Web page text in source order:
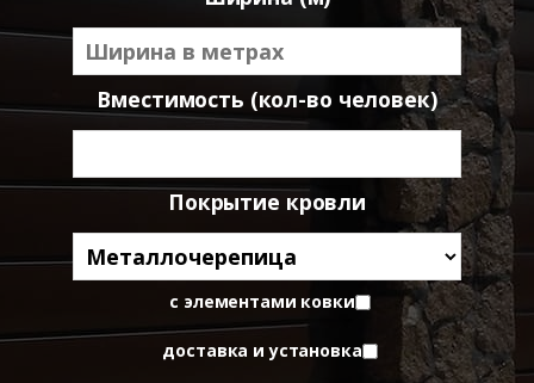
Вместимость (кол-во человек)
Покрытие кровли
с элементами ковки
доставка и установка